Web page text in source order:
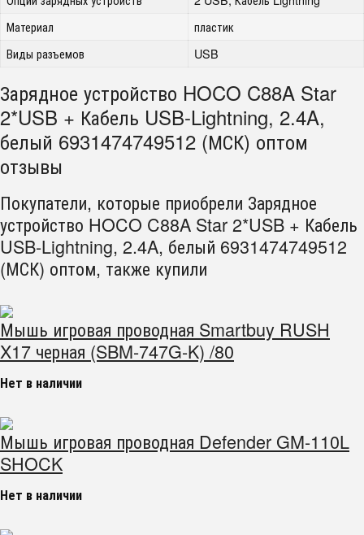
Материал
пластик
Виды разъемов
USB
Зарядное устройство HOCO C88A Star
2*USB + Кабель USB-Lightning, 2.4A,
белый 6931474749512 (МСК) оптом
отзывы
Покупатели, которые приобрели Зарядное
устройство HOCO C88A Star 2*USB + Кабель
USB-Lightning, 2.4A, белый 6931474749512
(МСК) оптом, также купили
Мышь игровая проводная Smartbuy RUSH
X17 черная (SBM-747G-K) /80
Нет в наличии
Мышь игровая проводная Defender GM-110L
SHOCK
Нет в наличии